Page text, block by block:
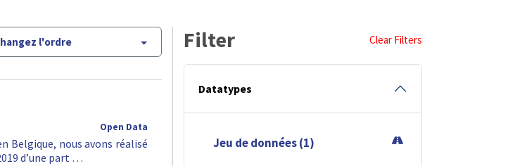
l'ordre
Open Data
Belgique, nous avons réalisé
d’une part …
Filter Clear Filters
Datatypes
Jeu de données (1)